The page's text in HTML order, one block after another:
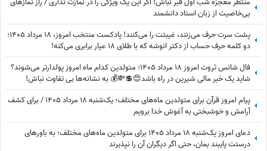
بی‌خاصیت از زبان استاد دانشمند
پشت سرت حرف می‌زنند، غیبتت را می‌کنند! پادکست منتخب امروز، 18 مرداد 1405؛
دو کلمه حرف حساب از دکتر انوشه که با طلای 18 عیار برابری می‌کنه!
فال شانس ثروت امروز 18 مرداد 1405؛ متولدین کدام ماه امروز پولدارتر می‌شوند؟
شاید یک خبر مالی شیرین در راه باشد😍💲💸💰 به نشانه‌ها بی تفاوت نباش!
پیام امروز قرآن برای متولدین ماه‌های مختلف؛ یک‌شنبه 18 مرداد 1405 / برای کشف
آرامش و خوشبختی به آغوش خدا برویم
دعای امروز یک‌شنبه 18 مرداد 1405 برای متولدین ماه‌های مختلف؛ به باورهای
درستت پایبند بمان، حتی اگر دیگران آن را نپذیرند